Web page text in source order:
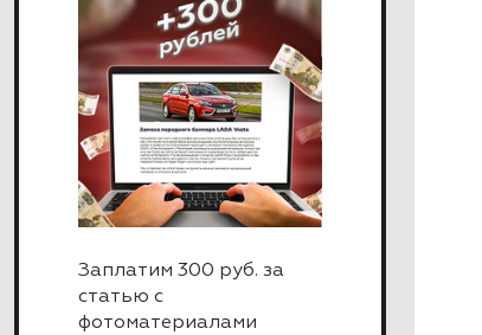
Заплатим 300 руб. за
статью с
фотоматериалами